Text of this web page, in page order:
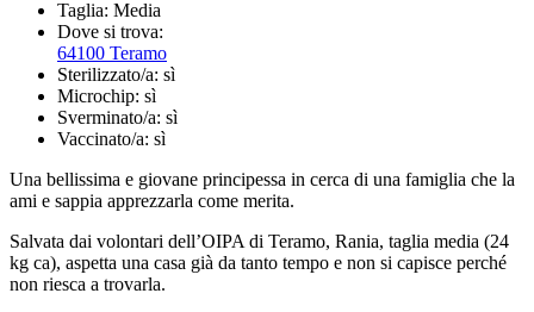
Taglia: Media
Dove si trova:
64100 Teramo
Sterilizzato/a: sì
Microchip: sì
Sverminato/a: sì
Vaccinato/a: sì
Una bellissima e giovane principessa in cerca di una famiglia che la
ami e sappia apprezzarla come merita.
Salvata dai volontari dell’OIPA di Teramo, Rania, taglia media (24
kg ca), aspetta una casa già da tanto tempo e non si capisce perché
non riesca a trovarla.